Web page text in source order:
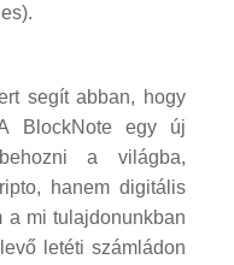
segít abban, hogy
BlockNote egy új
a világba,
hanem digitális
a mi tulajdonunkban
letéti számládon